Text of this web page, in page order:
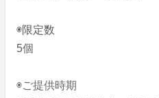
◉限定数
5個
◉ご提供時期